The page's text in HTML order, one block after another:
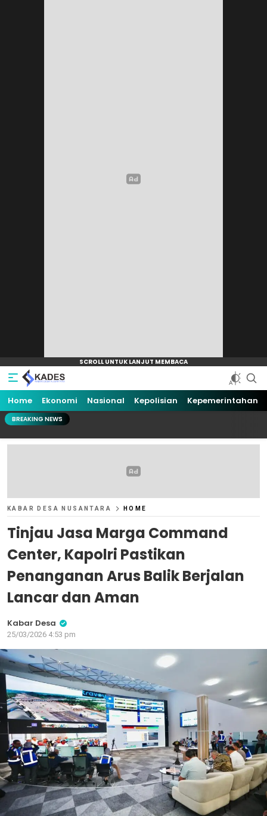
Home Ekonomi Nasional Kepolisian Kepemerintahan
BREAKING NEWS
KABAR DESA NUSANTARA HOME
Tinjau Jasa Marga Command
Center, Kapolri Pastikan
Penanganan Arus Balik Berjalan
Lancar dan Aman
Kabar Desa
25/03/2026 4:53 pm